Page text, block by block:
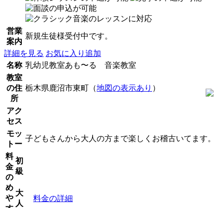
営業
案内
新規生徒様受付中です。
詳細を見る お気に入り追加
名称 乳幼児教室あも〜る 音楽教室
教室
の住
所
栃木県鹿沼市東町（地図の表示あり ）
アク
セス
モッ
トー
子どもさんから大人の方まで楽しくお稽古いてます。
料
金
の
め
や
初
級
大
人
料金の詳細